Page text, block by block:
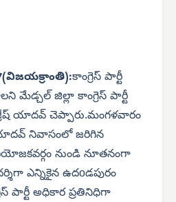
కాంగ్రెస్ పార్టీ
మేడ్చల్ జిల్లా కాంగ్రెస్ పార్టీ
యాదవ్ చెప్పారు.మంగళవారం
నివాసంలో జరిగిన
నుండి నూతనంగా
ఎన్నికైన ఉదoడపురం
పార్టీ అధికార ప్రతినిధిగా